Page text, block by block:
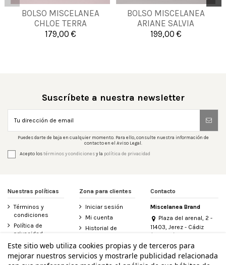
BOLSO MISCELANEA
CHLOE TERRA
179,00 €
UNICA
Añadir al carrito
BOLSO MISCELANEA
ARIANE SALVIA
199,00 €
UNICA
Añadir al carrito
Suscríbete a nuestra newsletter
Puedes darte de baja en cualquier momento. Para ello, consulte nuestra información de
contacto en el Aviso Legal.
Acepto lostérminos y condicionesy la política de privacidad
Nuestras políticas
Términos y
condiciones
Política de
privacidad
Aviso legal
Política de
cookies
Zona para clientes
Iniciar sesión
Mi cuenta
Historial de
Contacte con
nosotros
Contacto
Miscelanea Brand
Plaza del arenal, 2 -
11403, Jerez - Cádiz
(España)
956 155 340
info@miscelanea.online
Este sitio web utiliza cookies propias y de terceros para
mejorar nuestros servicios y mostrarle publicidad relacionada